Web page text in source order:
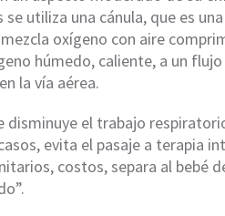
utiliza una cánula, que es
oxígeno con aire
húmedo, caliente, a un
la vía aérea.
disminuye el trabajo
evita el pasaje a terapia
costos, separa al bebé